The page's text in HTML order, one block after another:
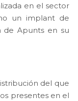
en el sector
un implant de
de Apunts en su
del que
presentes en el